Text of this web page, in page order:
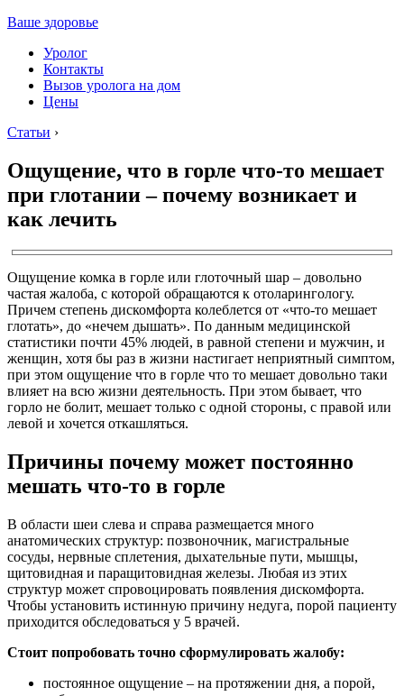
Ваше здоровье
Уролог
Контакты
Вызов уролога на дом
Цены
Статьи ›
Ощущение, что в горле что-то мешает
при глотании – почему возникает и
как лечить
Ощущение комка в горле или глоточный шар – довольно
частая жалоба, с которой обращаются к отоларингологу.
Причем степень дискомфорта колеблется от «что-то мешает
глотать», до «нечем дышать». По данным медицинской
статистики почти 45% людей, в равной степени и мужчин, и
женщин, хотя бы раз в жизни настигает неприятный симптом,
при этом ощущение что в горле что то мешает довольно таки
влияет на всю жизни деятельность. При этом бывает, что
горло не болит, мешает только с одной стороны, с правой или
левой и хочется откашляться.
Причины почему может постоянно
мешать что-то в горле
В области шеи слева и справа размещается много
анатомических структур: позвоночник, магистральные
сосуды, нервные сплетения, дыхательные пути, мышцы,
щитовидная и паращитовидная железы. Любая из этих
структур может спровоцировать появления дискомфорта.
Чтобы установить истинную причину недуга, порой пациенту
приходится обследоваться у 5 врачей.
Стоит попробовать точно сформулировать жалобу:
постоянное ощущение – на протяжении дня, а порой,